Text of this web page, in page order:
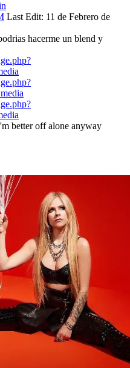
Last Edit: 11 de Febrero de
hacerme un blend y
better off alone anyway